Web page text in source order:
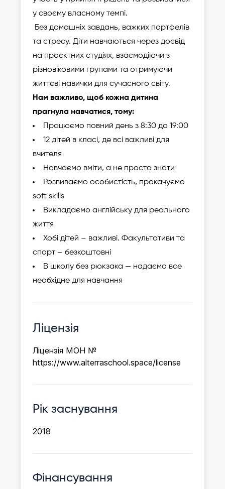
у своєму власному темпі.
Без домашніх завдань, важких портфелів
та стресу. Діти навчаються через досвід
на проєктних студіях, взаємодіючи з
різновіковими групами та отримуючи
життєві навички для сучасного світу.
Нам важливо, щоб кожна дитина
прагнула навчатися, тому:
Працюємо повний день з 8:30 до 19:00
12 дітей в класі, де всі важливі для
вчителя
Навчаємо вміти, а не просто знати
Розвиваємо особистість, прокачуємо
soft skills
Викладаємо англійську для реального
життя
Хобі дітей – важливі. Факультативи та
спорт – безкоштовні
В школу без рюкзака — надаємо все
необхідне для навчання
Ліцензія
Ліцензія МОН №
https://www.alterraschool.space/license
Рік заснування
2018
Фінансування